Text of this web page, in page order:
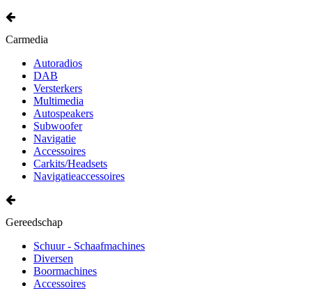
Carmedia
Autoradios
DAB
Versterkers
Multimedia
Autospeakers
Subwoofer
Navigatie
Accessoires
Carkits/Headsets
Navigatieaccessoires
Gereedschap
Schuur - Schaafmachines
Diversen
Boormachines
Accessoires